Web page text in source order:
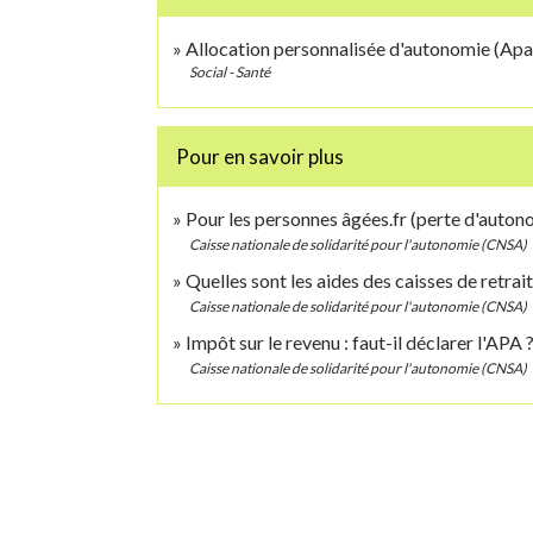
Allocation personnalisée d'autonomie
Social - Santé
Pour en savoir plus
Pour les personnes âgées.fr (perte
Caisse nationale de solidarité pour l'autonomie (CNSA)
Quelles sont les aides des caisses de
Caisse nationale de solidarité pour l'autonomie (CNSA)
Impôt sur le revenu : faut-il déclarer l'APA ?
Caisse nationale de solidarité pour l'autonomie (CNSA)